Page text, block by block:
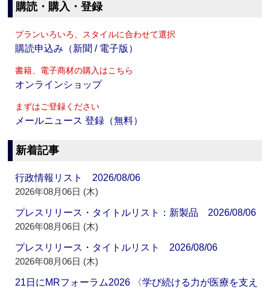
購読・購入・登録
プランいろいろ、スタイルに合わせて選択
購読申込み（新聞 / 電子版）
書籍、電子商材の購入はこちら
オンラインショップ
まずはご登録ください
メールニュース 登録（無料）
新着記事
行政情報リスト 2026/08/06
2026年08月06日 (木)
プレスリリース・タイトルリスト：新製品 2026/08/06
2026年08月06日 (木)
プレスリリース・タイトルリスト 2026/08/06
2026年08月06日 (木)
21日にMRフォーラム2026 〈学び続ける力が医療を支え